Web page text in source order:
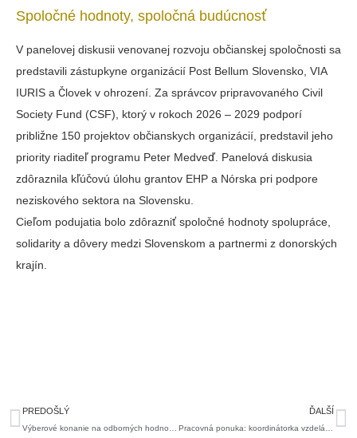
Spoločné hodnoty, spoločná budúcnosť
V panelovej diskusii venovanej rozvoju občianskej spoločnosti sa
predstavili zástupkyne organizácií Post Bellum Slovensko, VIA
IURIS a Človek v ohrození. Za správcov pripravovaného Civil
Society Fund (CSF), ktorý v rokoch 2026 – 2029 podporí
približne 150 projektov občianskych organizácií, predstavil jeho
priority riaditeľ programu Peter Medveď. Panelová diskusia
zdôraznila kľúčovú úlohu grantov EHP a Nórska pri podpore
neziskového sektora na Slovensku.
Cieľom podujatia bolo zdôrazniť spoločné hodnoty spolupráce,
solidarity a dôvery medzi Slovenskom a partnermi z donorských
krajín.
Prev
PREDOŠLÝ ĎALŠÍ